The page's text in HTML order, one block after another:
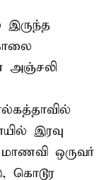
இருந்த
அஞ்சலி
இரவு
மாணவி ஒருவர்
கொடூர